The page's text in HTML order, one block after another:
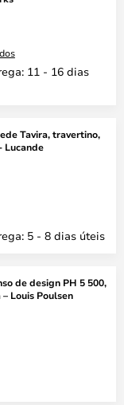
11 - 16 dias
Tavira, travertino,
Lucande
5 - 8 dias úteis
de design PH 5 500,
Louis Poulsen